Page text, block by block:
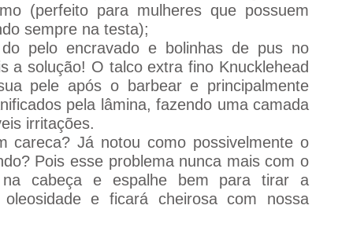
(perfeito para mulheres que possuem
sempre na testa);
pelo encravado e bolinhas de pus no
a solução! O talco extra fino Knucklehead
pele após o barbear e principalmente
pela lâmina, fazendo uma camada
irritações.
careca? Já notou como possivelmente o
Pois esse problema nunca mais com o
na cabeça e espalhe bem para tirar a
e ficará cheirosa com nossa